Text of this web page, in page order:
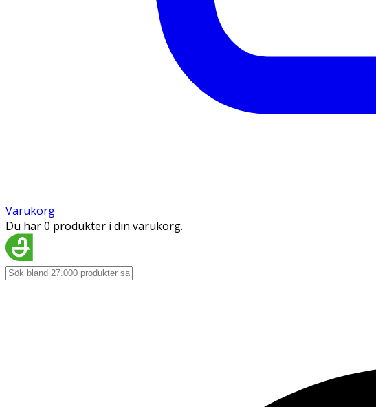
Varukorg
Du har 0 produkter i din varukorg.